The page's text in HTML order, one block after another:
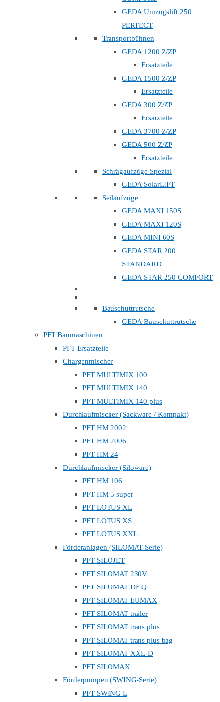
GEDA Umzugslift 250
PERFECT
Transportbühnen
GEDA 1200 Z/ZP
Ersatzteile
GEDA 1500 Z/ZP
Ersatzteile
GEDA 300 Z/ZP
Ersatzteile
GEDA 3700 Z/ZP
GEDA 500 Z/ZP
Ersatzteile
Schrägaufzüge Spezial
GEDA SolarLIFT
Seilaufzüge
GEDA MAXI 150S
GEDA MAXI 120S
GEDA MINI 60S
GEDA STAR 200
STANDARD
GEDA STAR 250 COMFORT
Bauschuttrutsche
GEDA Bauschuttrutsche
PFT Baumaschinen
PFT Ersatzteile
Chargenmischer
PFT MULTIMIX 100
PFT MULTIMIX 140
PFT MULTIMIX 140 plus
Durchlaufmischer (Sackware / Kompakt)
PFT HM 2002
PFT HM 2006
PFT HM 24
Durchlaufmischer (Siloware)
PFT HM 106
PFT HM 5 super
PFT LOTUS XL
PFT LOTUS XS
PFT LOTUS XXL
Förderanlagen (SILOMAT-Serie)
PFT SILOJET
PFT SILOMAT 230V
PFT SILOMAT DF Q
PFT SILOMAT EUMAX
PFT SILOMAT trailer
PFT SILOMAT trans plus
PFT SILOMAT trans plus bag
PFT SILOMAT XXL-D
PFT SILOMAX
Förderpumpen (SWING-Serie)
PFT SWING L